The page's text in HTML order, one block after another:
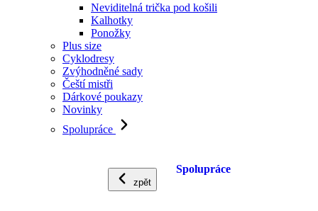
Neviditelná trička pod košili
Kalhotky
Ponožky
Plus size
Cyklodresy
Zvýhodněné sady
Čeští mistři
Dárkové poukazy
Novinky
Spolupráce
zpět
Spolupráce